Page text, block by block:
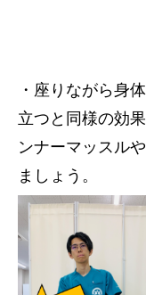
・座りながら身
立つと同様の効
ンナーマッスル
ましょう。